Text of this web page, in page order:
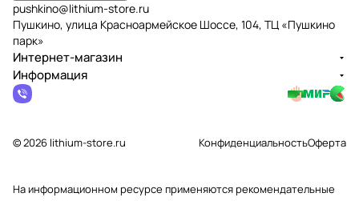
pushkino@lithium-store.ru
Пушкино, улица Красноармейское Шоссе, 104, ТЦ «Пушкино
парк»
Интернет-магазин
Информация
© 2026 lithium-store.ru КонфиденциальностьОферта
На информационном ресурсе применяютсярекомендательные